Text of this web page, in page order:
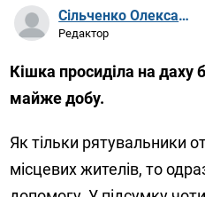
Сільченко Олександр Артурович
Редактор
Кішка просиділа на даху
майже добу.
Як тільки рятувальники
місцевих жителів, то